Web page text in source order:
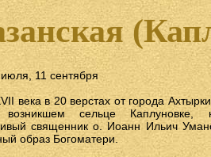
11 сентября
века в 20 верстах от города
возникшем сельце
священник о. Иоанн Ильич
образ Богоматери.